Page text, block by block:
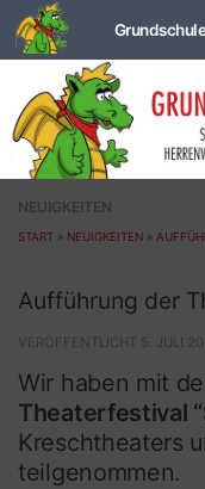
Zum Inhalt springen
NEUIGKEITEN
START » NEUIGKEITEN »
Aufführung der
VERÖFFENTLICHT 5. JULI
Wir haben mit
Theaterfestival
Kreschtheaters
teilgenommen.